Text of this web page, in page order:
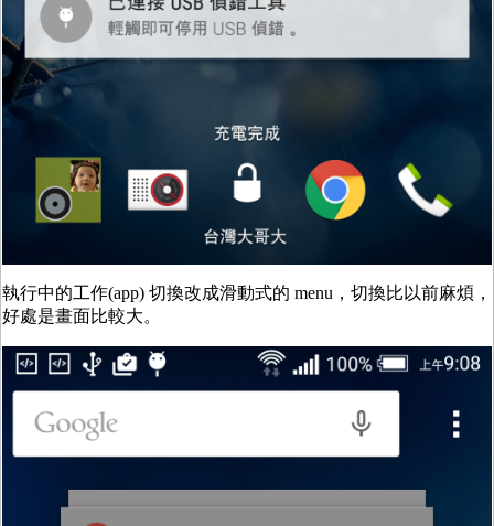
執行中的工作(app) 切換改成滑動式的 menu，切換比以前麻煩，
好處是畫面比較大。